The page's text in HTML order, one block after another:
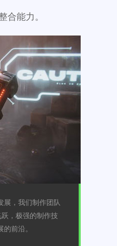
合能力。
展，我们制作团队
，极强的制作技
前沿。